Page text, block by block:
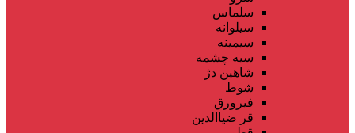
سلماس
سیلوانه
سیمینه
سیه چشمه
شاهین دژ
شوط
فیرورق
قر ضیاالدین